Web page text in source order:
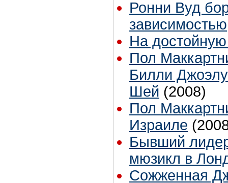
Ронни Вуд
зависимостью
На достойную
Пол
Билли
Шей (2008)
Пол
Израиле
Бывший
мюзикл в
Сожженная